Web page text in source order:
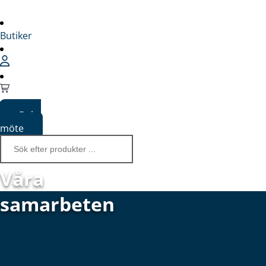
Butiker
Boka
möte
Våra
samarbeten